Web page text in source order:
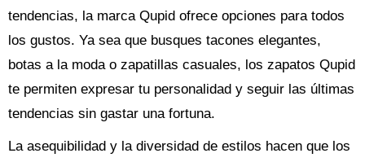
tendencias, la marca Qupid ofrece opciones para todos
los gustos. Ya sea que busques tacones elegantes,
botas a la moda o zapatillas casuales, los zapatos Qupid
te permiten expresar tu personalidad y seguir las últimas
tendencias sin gastar una fortuna.
La asequibilidad y la diversidad de estilos hacen que los